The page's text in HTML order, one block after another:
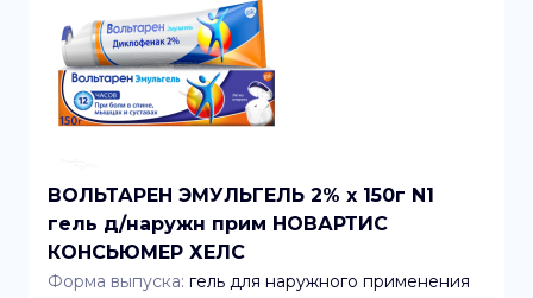
ВОЛЬТАРЕН ЭМУЛЬГЕЛЬ 2% x 150г N1
гель д/наружн прим НОВАРТИС
КОНСЬЮМЕР ХЕЛС
Форма выпуска: гель для наружного применения